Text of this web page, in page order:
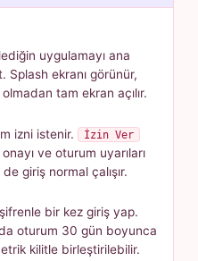
uygulamayı ana
Splash ekranı görünür,
tam ekran açılır.
izni istenir. İzin Ver
ve oturum uyarıları
giriş normal çalışır.
şifrenle bir kez giriş yap.
oturum 30 gün boyunca
kilitle birleştirilebilir.